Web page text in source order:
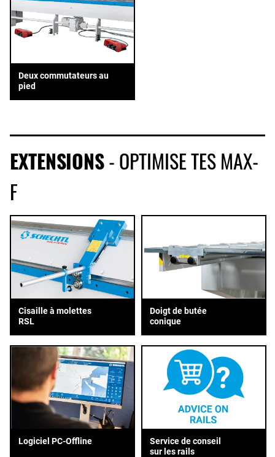
Deux commutateurs au
pied
EXTENSIONS- OPTIMISE TES MAX-
F
Cisaille à molettes
RSL
Doigt de butée
conique
Logiciel PC-Offline
Service de conseil
sur les rails